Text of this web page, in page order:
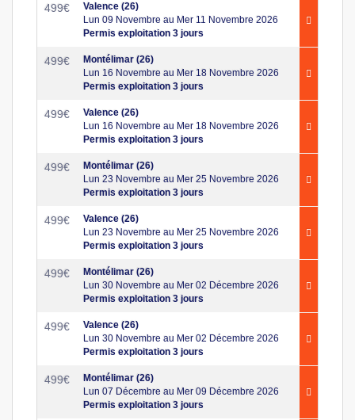
499€
Valence (26)
Lun 09 Novembre au Mer 11 Novembre 2026
Permis exploitation 3 jours
499€
Montélimar (26)
Lun 16 Novembre au Mer 18 Novembre 2026
Permis exploitation 3 jours
499€
Valence (26)
Lun 16 Novembre au Mer 18 Novembre 2026
Permis exploitation 3 jours
499€
Montélimar (26)
Lun 23 Novembre au Mer 25 Novembre 2026
Permis exploitation 3 jours
499€
Valence (26)
Lun 23 Novembre au Mer 25 Novembre 2026
Permis exploitation 3 jours
499€
Montélimar (26)
Lun 30 Novembre au Mer 02 Décembre 2026
Permis exploitation 3 jours
499€
Valence (26)
Lun 30 Novembre au Mer 02 Décembre 2026
Permis exploitation 3 jours
499€
Montélimar (26)
Lun 07 Décembre au Mer 09 Décembre 2026
Permis exploitation 3 jours